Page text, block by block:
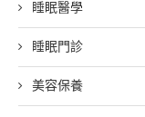
睡眠醫學
睡眠門診
美容保養